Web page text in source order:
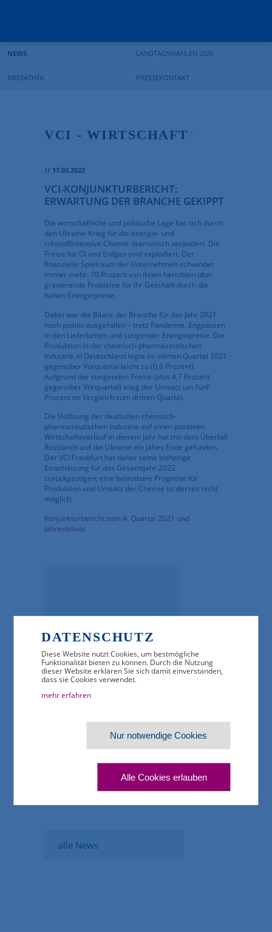
überspringen
Navigation
überspringen
NEWS LANDTAGSWAHLEN 2026
MEDIATHEK PRESSEKONTAKT
VCI - WIRTSCHAFT
// 17.03.2022
VCI-KONJUNKTURBERICHT:
ERWARTUNG DER BRANCHE GEKIPPT
Die wirtschaftliche und politische Lage hat sich durch
den Ukraine-Krieg für die energie- und
rohstoffintensive Chemie dramatisch verändert. Die
Preise für Öl und Erdgas sind explodiert. Der
finanzielle Spielraum der Unternehmen schwindet
immer mehr. 70 Prozent von ihnen berichten über
gravierende Probleme für ihr Geschäft durch die
hohen Energiepreise.
Dabei war die Bilanz der Branche für das Jahr 2021
noch positiv ausgefallen – trotz Pandemie, Engpässen
in den Lieferketten und steigender Energiepreise. Die
Produktion in der chemisch-pharmazeutischen
Industrie in Deutschland legte im vierten Quartal 2021
gegenüber Vorquartal leicht zu (0,6 Prozent).
Aufgrund der steigenden Preise (plus 4,7 Prozent
gegenüber Vorquartal) stieg der Umsatz um fünf
Prozent im Vergleich zum dritten Quartal.
Die Hoffnung der deutschen chemisch-
pharmazeutischen Industrie auf einen positiven
Wirtschaftsverlauf in diesem Jahr hat mit dem Überfall
Russlands auf die Ukraine ein jähes Ende gefunden.
Der VCI Frankfurt hat daher seine bisherige
Einschätzung für das Gesamtjahr 2022
zurückgezogen; eine belastbare Prognose für
Produktion und Umsatz der Chemie ist derzeit nicht
möglich.
Konjunkturbericht zum 4. Quartal 2021 und
Jahresbilanz
FABIAN HOPPE
NORDOSTCHEMIE-VERBÄNDE
Presse- und Öffentlichkeitsarbeit
alle News
DATENSCHUTZ
Diese Website nutzt Cookies, um bestmögliche
Funktionalität bieten zu können. Durch die Nutzung
dieser Website erklären Sie sich damit einverstanden,
dass sie Cookies verwendet.
mehr erfahren
Nur notwendige Cookies
Alle Cookies erlauben